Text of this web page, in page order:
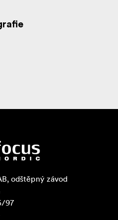
odštěpný závod
97